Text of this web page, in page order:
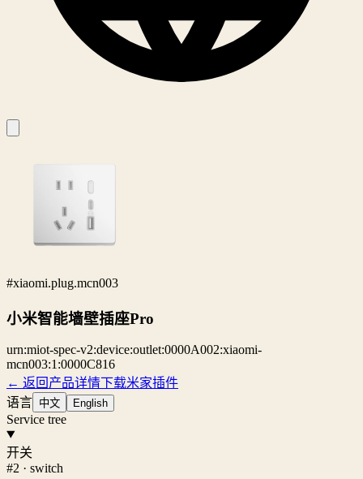
#xiaomi.plug.mcn003
小米智能墙壁插座Pro
urn:miot-spec-v2:device:outlet:0000A002:xiaomi-
mcn003:1:0000C816
← 返回产品详情下载米家插件
语言 中文 English
Service tree
开关
#2 · switch